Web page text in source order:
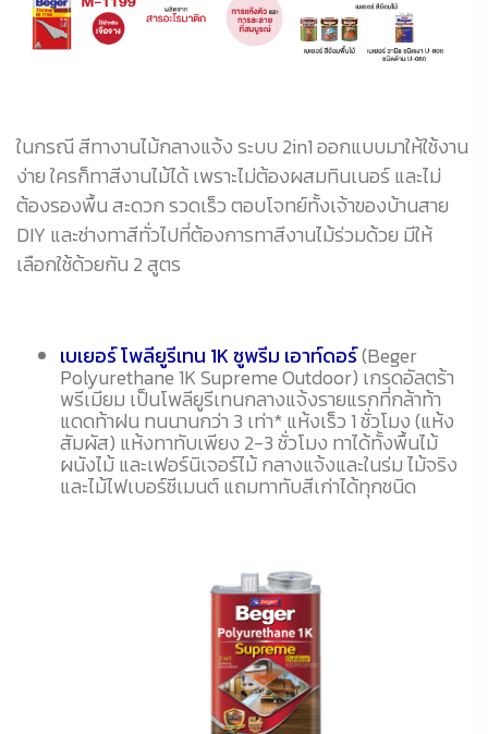
ในกรณี สีทางานไม้กลางแจ้ง ระบบ 2in1 ออกแบบมาให้ใช้งาน
ง่าย ใครก็ทาสีงานไม้ได้ เพราะไม่ต้องผสมทินเนอร์ และไม่
ต้องรองพื้น สะดวก รวดเร็ว ตอบโจทย์ทั้งเจ้าของบ้านสาย
DIY และช่างทาสีทั่วไปที่ต้องการทาสีงานไม้ร่วมด้วย มีให้
เลือกใช้ด้วยกัน 2 สูตร
เบเยอร์ โพลียูรีเทน 1K ซูพรีม เอาท์ดอร์(Beger
Polyurethane 1K Supreme Outdoor) เกรดอัลตร้า
พรีเมียม เป็นโพลียูรีเทนกลางแจ้งรายแรกที่กล้าท้า
แดดท้าฝน ทนนานกว่า 3 เท่า* แห้งเร็ว 1 ชั่วโมง (แห้ง
สัมผัส) แห้งทาทับเพียง 2-3 ชั่วโมง ทาได้ทั้งพื้นไม้
ผนังไม้ และเฟอร์นิเจอร์ไม้ กลางแจ้งและในร่ม ไม้จริง
และไม้ไฟเบอร์ซีเมนต์ แถมทาทับสีเก่าได้ทุกชนิด